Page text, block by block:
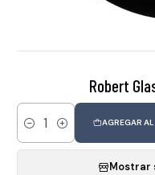
Robert
Cantidad
AGREGAR
Mostrar